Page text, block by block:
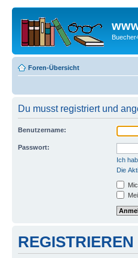
Foren-Übersicht
Du musst registriert und
Benutzername:
Passwort:
Ich
Die
REGISTRIEREN